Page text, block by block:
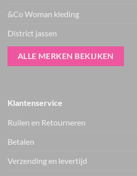
&Co Woman kleding
District jassen
ALLE MERKEN BEKIJKEN
Klantenservice
Ruilen en Retourneren
Betalen
Verzending en levertijd